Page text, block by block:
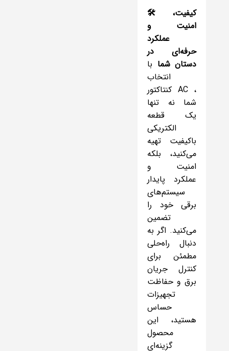
🛠️ کیفیت،
امنیت
و
عملکرد
حرفه‌ای
در
دستان شما با
انتخاب
کنتاکتور AC ،
شما نه تنها
یک قطعه
الکتریکی
باکیفیت تهیه
می‌کنید، بلکه
امنیت و
عملکرد پایدار
سیستم‌های
برقی خود را
تضمین
می‌کنید. اگر به
دنبال راه‌حلی
مطمئن برای
کنترل جریان
برق و حفاظت
تجهیزات
حساس
هستید، این
محصول
گزینه‌ای